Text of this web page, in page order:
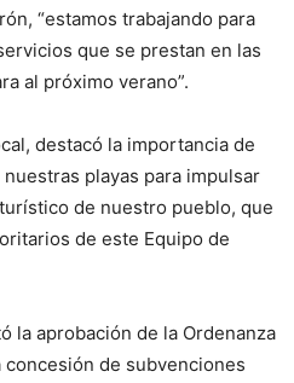
“estamos trabajando para
que se prestan en las
al próximo verano”.
destacó la importancia de
playas para impulsar
de nuestro pueblo, que
de este Equipo de
la aprobación de la Ordenanza
de subvenciones